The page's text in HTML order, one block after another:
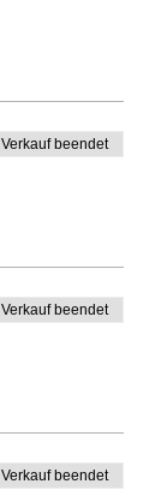
Verkauf beendet
Verkauf beendet
Verkauf beendet